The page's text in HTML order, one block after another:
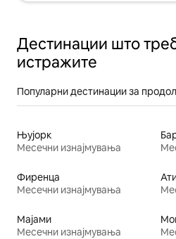
Дестинации што
истражите
Популарни дестинации за
Њујорк
Месечни изнајмувања
Фиренца
Месечни изнајмувања
Мајами
Месечни изнајмувања